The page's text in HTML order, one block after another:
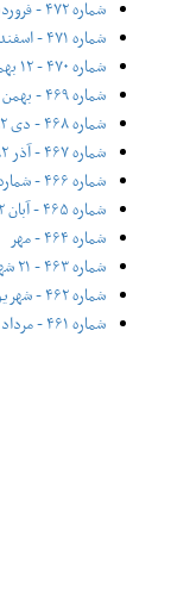
شماره ۴۷۲ - فروردین ۱۳۹۳
شماره ۴۷۱ - اسفند ۱۳۹۲
شماره ۴۷۰ - ۱۲ بهمن ۱۳۹۲ (ویژه جشنواره فیلم فجر)
شماره ۴۶۹ - بهمن ۱۳۹۲
شماره ۴۶۸ - دی ۱۳۹۲
شماره ۴۶۷ - آذر ۱۳۹۲
شماره ۴۶۶ - شماره‌ی ۴۶۶، ویژه‌ی پاییز ۱۳۹۲
شماره ۴۶۵ - آبان ۱۳۹۲
شماره ۴۶۴ - مهر
شماره ۴۶۳ - ۲۱ شهریور
شماره ۴۶۲ - شهریور ۱۳۹۲
شماره ۴۶۱ - مرداد ۱۳۹۲